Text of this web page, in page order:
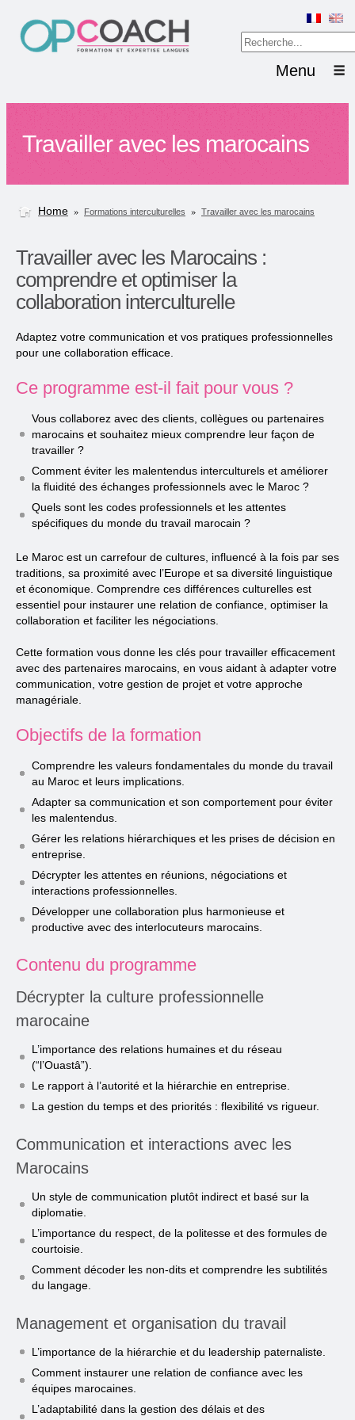
Menu
Travailler avec les marocains
Home » Formations interculturelles » Travailler avec les marocains
Travailler avec les Marocains :
comprendre et optimiser la
collaboration interculturelle
Adaptez votre communication et vos pratiques professionnelles
pour une collaboration efficace.
Ce programme est-il fait pour vous ?
Vous collaborez avec des clients, collègues ou partenaires
marocains et souhaitez mieux comprendre leur façon de
travailler ?
Comment éviter les malentendus interculturels et améliorer
la fluidité des échanges professionnels avec le Maroc ?
Quels sont les codes professionnels et les attentes
spécifiques du monde du travail marocain ?
Le Maroc est un carrefour de cultures, influencé à la fois par ses
traditions, sa proximité avec l’Europe et sa diversité linguistique
et économique. Comprendre ces différences culturelles est
essentiel pour instaurer une relation de confiance, optimiser la
collaboration et faciliter les négociations.
Cette formation vous donne les clés pour travailler efficacement
avec des partenaires marocains, en vous aidant à adapter votre
communication, votre gestion de projet et votre approche
managériale.
Objectifs de la formation
Comprendre les valeurs fondamentales du monde du travail
au Maroc et leurs implications.
Adapter sa communication et son comportement pour éviter
les malentendus.
Gérer les relations hiérarchiques et les prises de décision en
entreprise.
Décrypter les attentes en réunions, négociations et
interactions professionnelles.
Développer une collaboration plus harmonieuse et
productive avec des interlocuteurs marocains.
Contenu du programme
Décrypter la culture professionnelle
marocaine
L’importance des relations humaines et du réseau
(“l’Ouastâ”).
Le rapport à l’autorité et la hiérarchie en entreprise.
La gestion du temps et des priorités : flexibilité vs rigueur.
Communication et interactions avec les
Marocains
Un style de communication plutôt indirect et basé sur la
diplomatie.
L’importance du respect, de la politesse et des formules de
courtoisie.
Comment décoder les non-dits et comprendre les subtilités
du langage.
Management et organisation du travail
L’importance de la hiérarchie et du leadership paternaliste.
Comment instaurer une relation de confiance avec les
équipes marocaines.
L’adaptabilité dans la gestion des délais et des